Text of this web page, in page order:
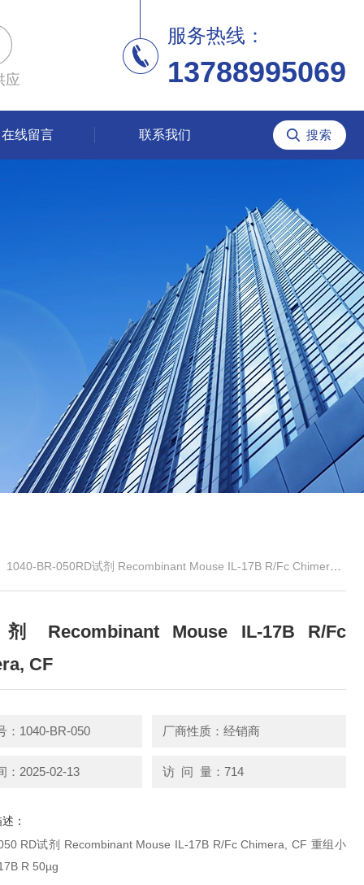
应
服务热线：
13788995069
在线留言 联系我们
1040-BR-050RD试剂 Recombinant Mouse IL-17B R/Fc Chimera, CF
Recombinant Mouse IL-17B R/Fc
CF
：1040-BR-050 厂商性质：经销商
：2025-02-13 访 问 量：714
：
IL-17B R/Fc Chimera, CF 重组小
R 50µg